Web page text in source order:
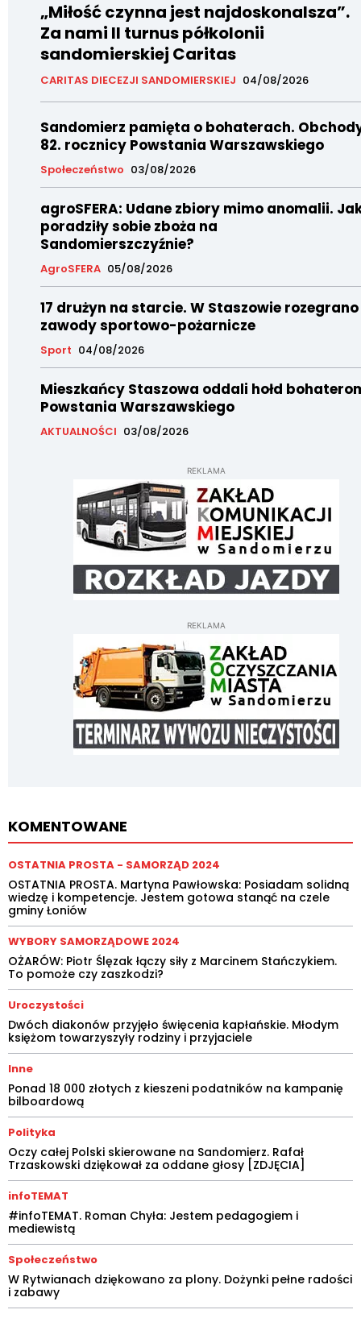
„Miłość czynna jest najdoskonalsza”.
Za nami II turnus półkolonii
sandomierskiej Caritas
CARITAS DIECEZJI SANDOMIERSKIEJ 04/08/2026
Sandomierz pamięta o bohaterach.
82. rocznicy Powstania Warszawskiego
Społeczeństwo 03/08/2026
agroSFERA: Udane zbiory mimo anomalii.
poradziły sobie zboża na
Sandomierszczyźnie?
AgroSFERA 05/08/2026
17 drużyn na starcie. W Staszowie rozegrano
zawody sportowo-pożarnicze
Sport 04/08/2026
Mieszkańcy Staszowa oddali hołd
Powstania Warszawskiego
AKTUALNOŚCI 03/08/2026
REKLAMA
REKLAMA
KOMENTOWANE
OSTATNIA PROSTA - SAMORZĄD 2024
OSTATNIA PROSTA. Martyna Pawłowska: Posiadam solidną
wiedzę i kompetencje. Jestem gotowa stanąć na czele
gminy Łoniów
WYBORY SAMORZĄDOWE 2024
OŻARÓW: Piotr Ślęzak łączy siły z Marcinem Stańczykiem.
To pomoże czy zaszkodzi?
Uroczystości
Dwóch diakonów przyjęło święcenia kapłańskie. Młodym
księżom towarzyszyły rodziny i przyjaciele
Inne
Ponad 18 000 złotych z kieszeni podatników na kampanię
bilboardową
Polityka
Oczy całej Polski skierowane na Sandomierz. Rafał
Trzaskowski dziękował za oddane głosy [ZDJĘCIA]
infoTEMAT
#infoTEMAT. Roman Chyła: Jestem pedagogiem i
mediewistą
Społeczeństwo
W Rytwianach dziękowano za plony. Dożynki pełne radości
i zabawy